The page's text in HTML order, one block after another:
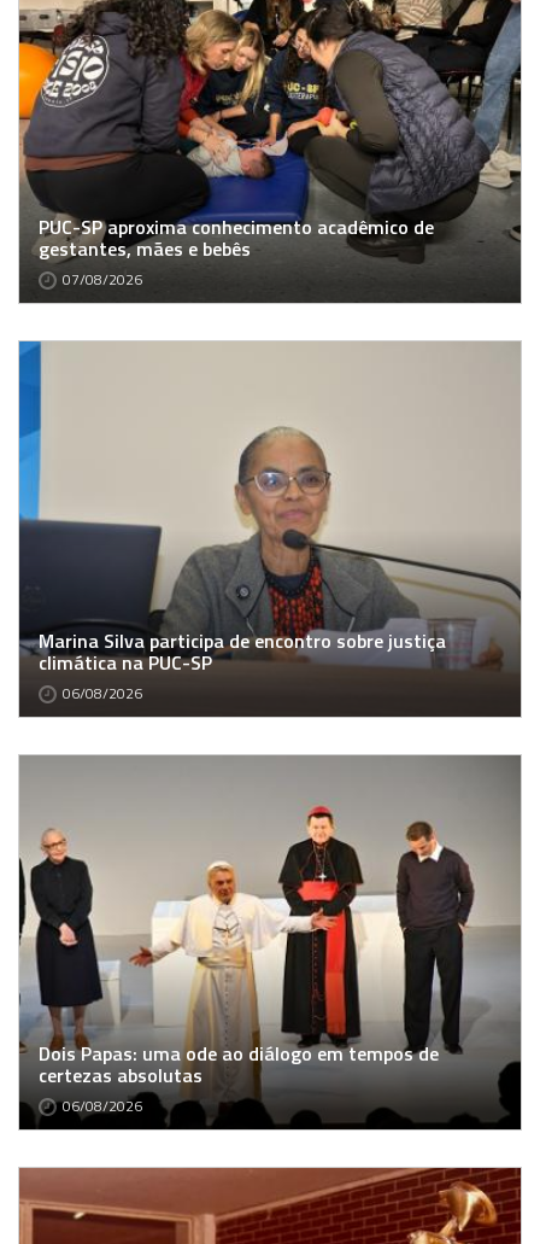
PUC-SP aproxima conhecimento acadêmico de
gestantes, mães e bebês
07/08/2026
Marina Silva participa de encontro sobre justiça
climática na PUC-SP
06/08/2026
Dois Papas: uma ode ao diálogo em tempos de
certezas absolutas
06/08/2026